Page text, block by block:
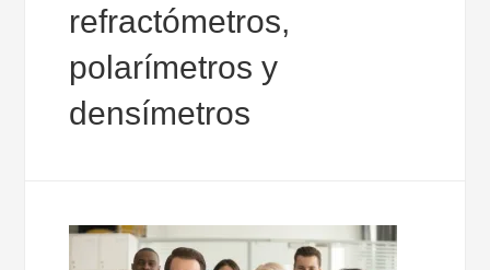
refractómetros,
polarímetros y
densímetros